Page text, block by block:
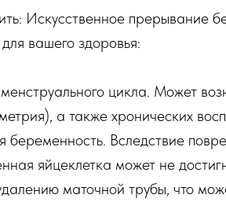
Искусственное прерывание
вашего здоровья:
цикла. Может
а также хронических
беременность. Вследствие
яйцеклетка может не
маточной трубы, что